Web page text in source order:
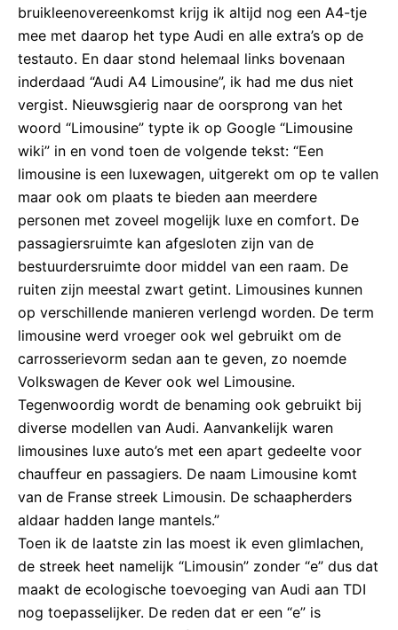
bruikleenovereenkomst krijg ik altijd nog een A4-tje
mee met daarop het type Audi en alle extra’s op de
testauto. En daar stond helemaal links bovenaan
inderdaad “Audi A4 Limousine”, ik had me dus niet
vergist. Nieuwsgierig naar de oorsprong van het
woord “Limousine” typte ik op Google “Limousine
wiki” in en vond toen de volgende tekst: “Een
limousine is een luxewagen, uitgerekt om op te vallen
maar ook om plaats te bieden aan meerdere
personen met zoveel mogelijk luxe en comfort. De
passagiersruimte kan afgesloten zijn van de
bestuurdersruimte door middel van een raam. De
ruiten zijn meestal zwart getint. Limousines kunnen
op verschillende manieren verlengd worden. De term
limousine werd vroeger ook wel gebruikt om de
carrosserievorm sedan aan te geven, zo noemde
Volkswagen de Kever ook wel Limousine.
Tegenwoordig wordt de benaming ook gebruikt bij
diverse modellen van Audi. Aanvankelijk waren
limousines luxe auto’s met een apart gedeelte voor
chauffeur en passagiers. De naam Limousine komt
van de Franse streek Limousin. De schaapherders
aldaar hadden lange mantels.”
Toen ik de laatste zin las moest ik even glimlachen,
de streek heet namelijk “Limousin” zonder “e” dus dat
maakt de ecologische toevoeging van Audi aan TDI
nog toepasselijker. De reden dat er een “e” is